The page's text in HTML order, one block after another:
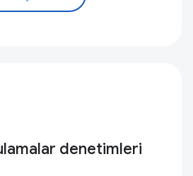
denetimleri